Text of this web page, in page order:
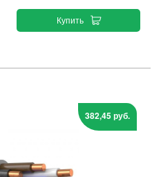
Купить
382,45 руб.